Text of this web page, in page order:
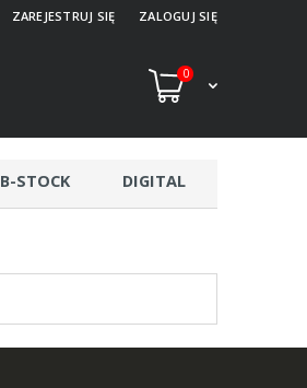
ZAREJESTRUJ SIĘ ZALOGUJ SIĘ
0
B-STOCK DIGITAL